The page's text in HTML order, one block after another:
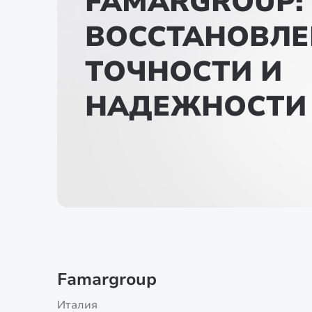
ТОЧНОСТИ И
НАДЕЖНОСТИ
Famargroup
Италия